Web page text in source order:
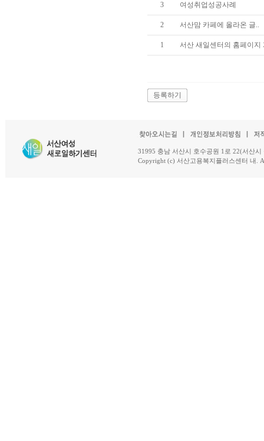
3 여성취업성공사례
2 서산맘 카페에 올라온 글..
1 서산 새일센터의 홈페이
등록하기
31995 충남 서산시 호수공원 1로 22(서산
Copyright (c) 서산고용복지플러스센터 내.